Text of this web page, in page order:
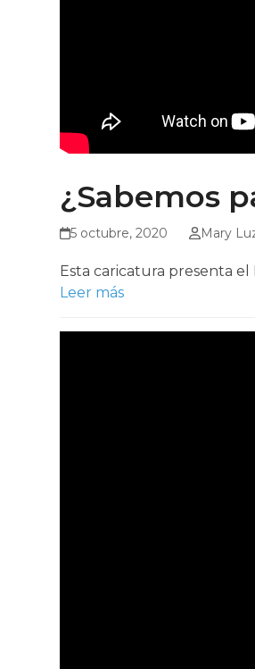
¿Sabemos
5 octubre, 2020 Mary
Esta caricatura presenta
Leer más